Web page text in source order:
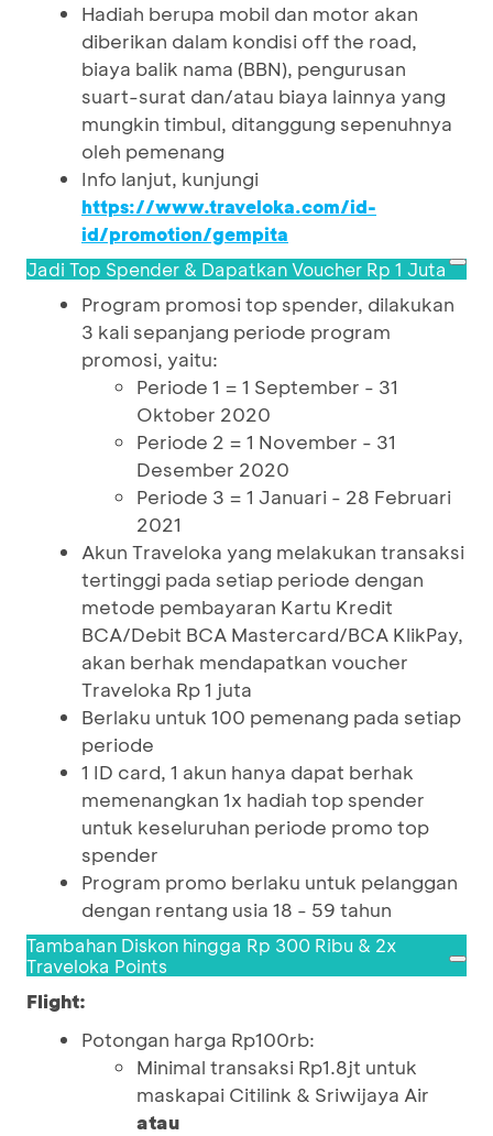
Hadiah berupa mobil dan motor akan
diberikan dalam kondisi off the road,
biaya balik nama (BBN), pengurusan
suart-surat dan/atau biaya lainnya yang
mungkin timbul, ditanggung sepenuhnya
oleh pemenang
Info lanjut, kunjungi
https://www.traveloka.com/id-
id/promotion/gempita
Jadi Top Spender & Dapatkan Voucher Rp 1 Juta
Program promosi top spender, dilakukan
3 kali sepanjang periode program
promosi, yaitu:
Periode 1 = 1 September - 31
Oktober 2020
Periode 2 = 1 November - 31
Desember 2020
Periode 3 = 1 Januari - 28 Februari
2021
Akun Traveloka yang melakukan transaksi
tertinggi pada setiap periode dengan
metode pembayaran Kartu Kredit
BCA/Debit BCA Mastercard/BCA KlikPay,
akan berhak mendapatkan voucher
Traveloka Rp 1 juta
Berlaku untuk 100 pemenang pada setiap
periode
1 ID card, 1 akun hanya dapat berhak
memenangkan 1x hadiah top spender
untuk keseluruhan periode promo top
spender
Program promo berlaku untuk pelanggan
dengan rentang usia 18 - 59 tahun
Tambahan Diskon hingga Rp 300 Ribu & 2x
Traveloka Points
Flight:
Potongan harga Rp100rb:
Minimal transaksi Rp1.8jt untuk
maskapai Citilink & Sriwijaya Air
atau